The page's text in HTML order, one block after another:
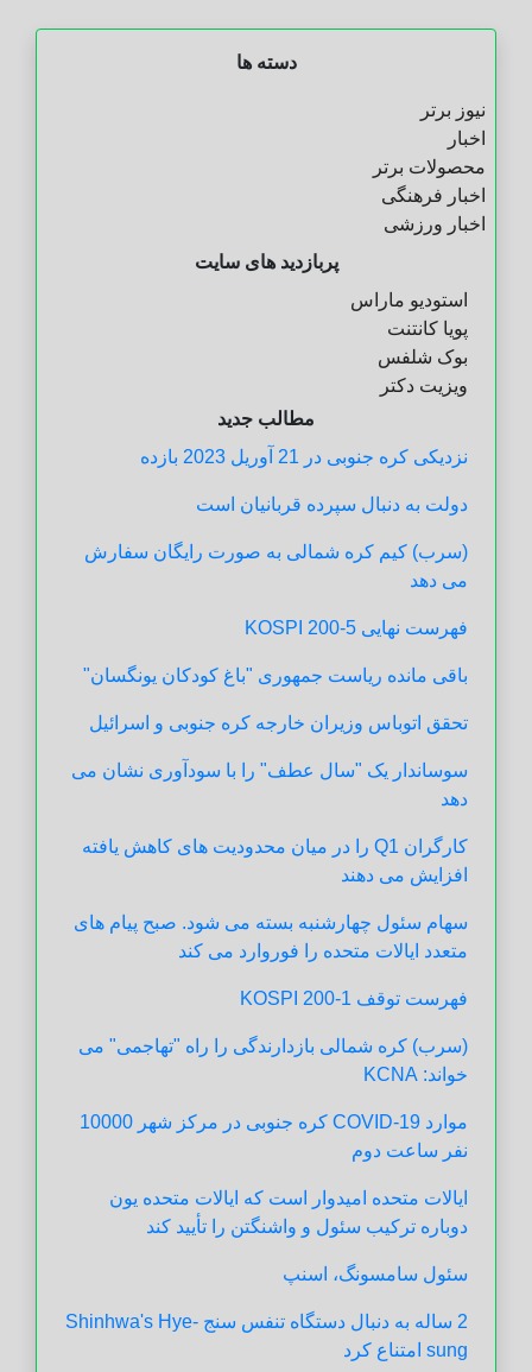
دسته ها
نیوز برتر
محصولات برتر
اخبار فرهنگی
اخبار ورزشی
پربازدید های سایت
استودیو ماراس
پویا کانتنت
بوک شلفس
ویزیت دکتر
مطالب جدید
نزدیکی کره جنوبی در 21 آوریل 2023 بازده
دولت به دنبال سپرده قربانیان است
(سرب) کیم کره شمالی به صورت رایگان سفارش
می دهد
فهرست نهایی KOSPI 200-5
باقی مانده ریاست جمهوری "باغ کودکان یونگسان"
تحقق اتوباس وزیران خارجه کره جنوبی و اسرائیل
سوساندار یک "سال عطف" را با سودآوری نشان می
کارگران Q1 را در میان محدودیت های کاهش یافته
افزایش می دهند
سهام سئول چهارشنبه بسته می شود. صبح پیام های
متعدد ایالات متحده را فوروارد می کند
فهرست توقف KOSPI 200-1
(سرب) کره شمالی بازدارندگی را راه "تهاجمی" می
خواند: KCNA
موارد COVID-19 کره جنوبی در مرکز شهر 10000
نفر ساعت دوم
ایالات متحده امیدوار است که ایالات متحده یون
دوباره ترکیب سئول و واشنگتن را تأیید کند
سئول سامسونگ، اسنپ
2 ساله به دنبال دستگاه تنفس سنج Shinhwa's Hye-